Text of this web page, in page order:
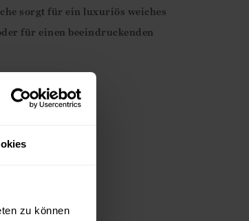
zu können
sorgt für ein luxuriös weiches
für einen beeindruckenden